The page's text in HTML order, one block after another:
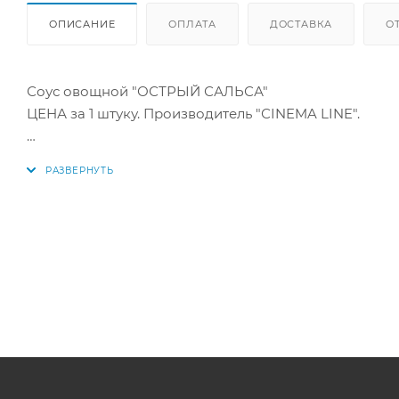
ОПИСАНИЕ ОПЛАТА ДОСТАВКА
Соус овощной "ОСТРЫЙ САЛЬСА"
ЦЕНА за 1 штуку. Производитель "СINEMA LINE".